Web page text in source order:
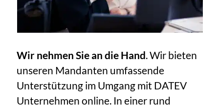
Wir nehmen Sie an die Hand. Wir bieten
unseren Mandanten umfassende
Unterstützung im Umgang mit DATEV
Unternehmen online. In einer rund